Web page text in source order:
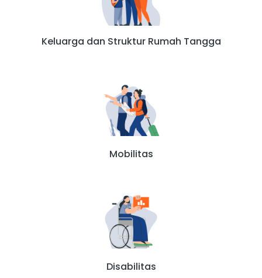
Keluarga dan Struktur Rumah Tangga
Mobilitas
Disabilitas